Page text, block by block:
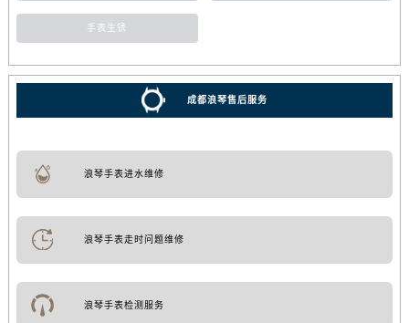
手表生锈
成都浪琴售后服务
浪琴手表进水维修
浪琴手表走时问题维修
浪琴手表检测服务